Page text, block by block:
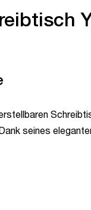
seines